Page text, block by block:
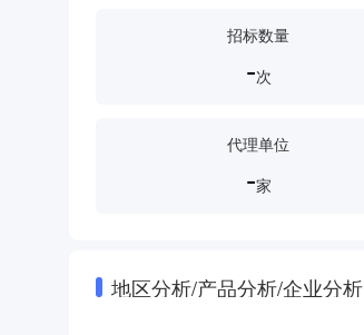
招标数量
-次
代理单位
-家
地区分析/产品分析/企业分析